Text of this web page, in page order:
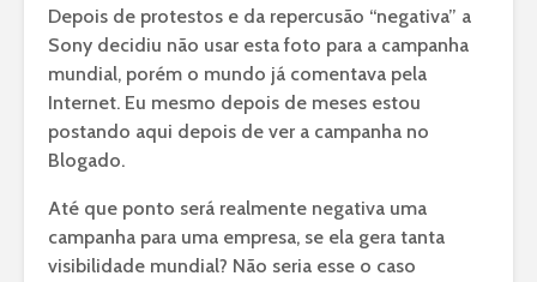
Depois de protestos e da repercusão “negativa” a
Sony decidiu não usar esta foto para a campanha
mundial, porém o mundo já comentava pela
Internet. Eu mesmo depois de meses estou
postando aqui depois de ver a campanha no
Blogado.
Até que ponto será realmente negativa uma
campanha para uma empresa, se ela gera tanta
visibilidade mundial? Não seria esse o caso